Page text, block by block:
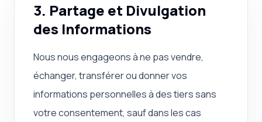
3. Partage et Divulgation
des Informations
Nous nous engageons à ne pas vendre,
échanger, transférer ou donner vos
informations personnelles à des tiers sans
votre consentement, sauf dans les cas